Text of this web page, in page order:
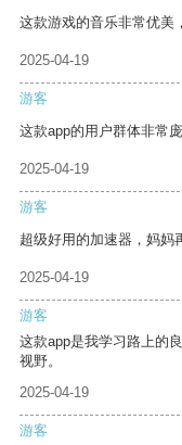
这款游戏的音乐非常优美
2025-04-19
游客
这款app的用户群体非常
2025-04-19
游客
超级好用的加速器，妈妈
2025-04-19
游客
这款app是我学习路上的
视野。
2025-04-19
游客